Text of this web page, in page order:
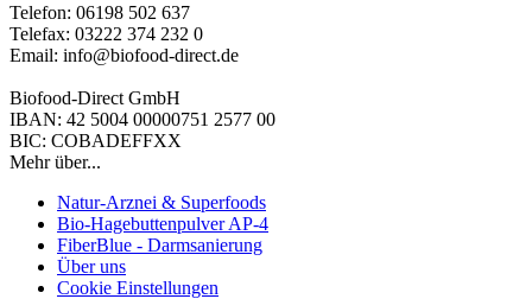
Telefon: 06198 502 637
Telefax: 03222 374 232 0
Email: info@biofood-direct.de
Biofood-Direct GmbH
IBAN: 42 5004 00000751 2577 00
BIC: COBADEFFXX
Mehr über...
Natur-Arznei & Superfoods
Bio-Hagebuttenpulver AP-4
FiberBlue - Darmsanierung
Über uns
Cookie Einstellungen